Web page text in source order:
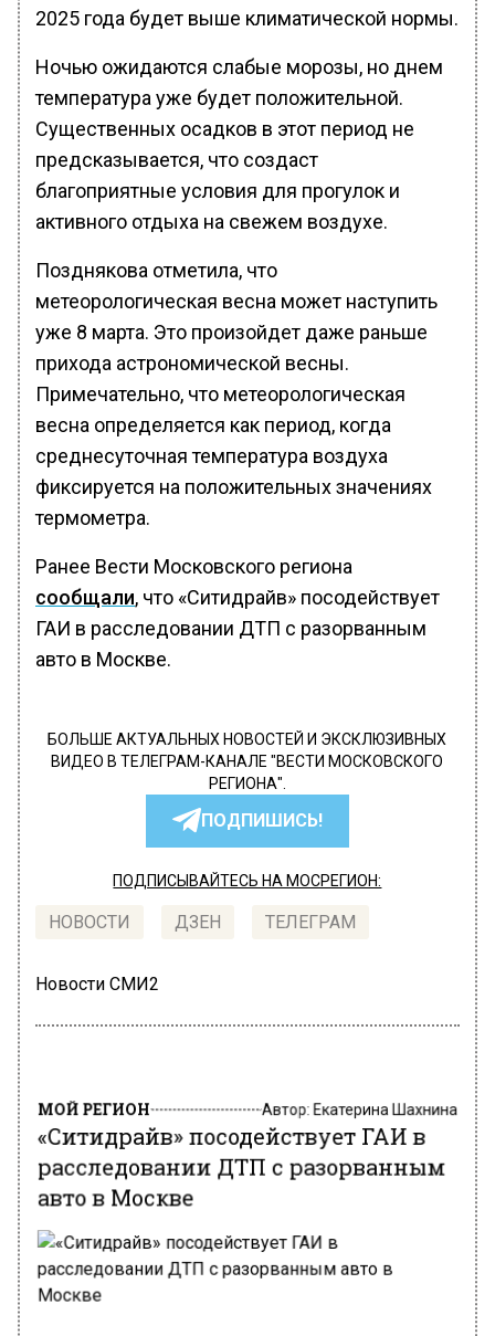
2025 года будет выше климатической нормы.
Ночью ожидаются слабые морозы, но днем
температура уже будет положительной.
Существенных осадков в этот период не
предсказывается, что создаст
благоприятные условия для прогулок и
активного отдыха на свежем воздухе.
Позднякова отметила, что
метеорологическая весна может наступить
уже 8 марта. Это произойдет даже раньше
прихода астрономической весны.
Примечательно, что метеорологическая
весна определяется как период, когда
среднесуточная температура воздуха
фиксируется на положительных значениях
термометра.
Ранее Вести Московского региона
сообщали, что «Ситидрайв» посодействует
ГАИ в расследовании ДТП с разорванным
авто в Москве.
БОЛЬШЕ АКТУАЛЬНЫХ НОВОСТЕЙ И ЭКСКЛЮЗИВНЫХ
ВИДЕО В ТЕЛЕГРАМ-КАНАЛЕ "ВЕСТИ МОСКОВСКОГО
РЕГИОНА".
ПОДПИШИСЬ!
ПОДПИСЫВАЙТЕСЬ НА МОСРЕГИОН:
НОВОСТИ ДЗЕН ТЕЛЕГРАМ
Новости СМИ2
МОЙ РЕГИОН Автор: Екатерина Шахнина
«Ситидрайв» посодействует ГАИ в
расследовании ДТП с разорванным
авто в Москве